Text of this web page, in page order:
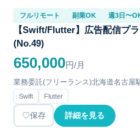
フルリモート 副業OK 週3日〜
【Swift/Flutter】広告配信プ
(No.49)
650,000円/月
業務委託(フリーランス)北海道名古屋
Swift Flutter
保存 詳細を見る